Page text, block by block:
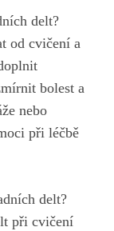
delt?
od cvičení a
bolest a
nebo
při léčbě
delt?
při cvičení